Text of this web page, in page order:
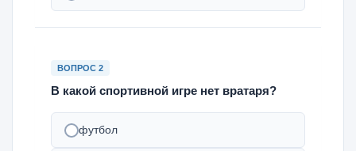
ВОПРОС 2
В какой спортивной игре нет вратаря?
футбол